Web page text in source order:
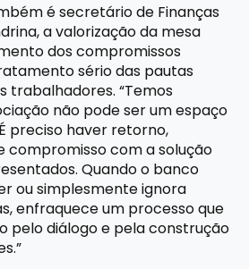
é secretário de Finanças
a valorização da mesa
dos compromissos
sério das pautas
trabalhadores. “Temos
não pode ser um espaço
preciso haver retorno,
compromisso com a solução
Quando o banco
ou simplesmente ignora
enfraquece um processo que
pelo diálogo e pela construção